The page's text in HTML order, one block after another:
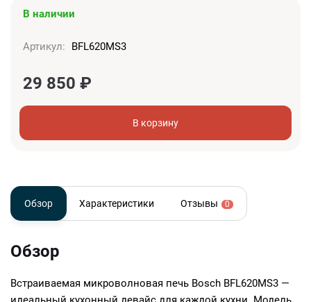
В наличии
Артикул: BFL620MS3
29 850 ₽
В корзину
Обзор Характеристики Отзывы 0
Обзор
Встраиваемая микроволновая печь Bosch BFL620MS3 —